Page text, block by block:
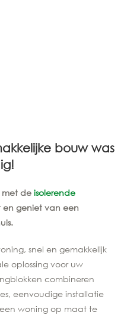
bouw was
met de isolerende
en geniet van een
snel en gemakkelijk
oplossing voor uw
combineren
eenvoudige installatie
woning op maat te